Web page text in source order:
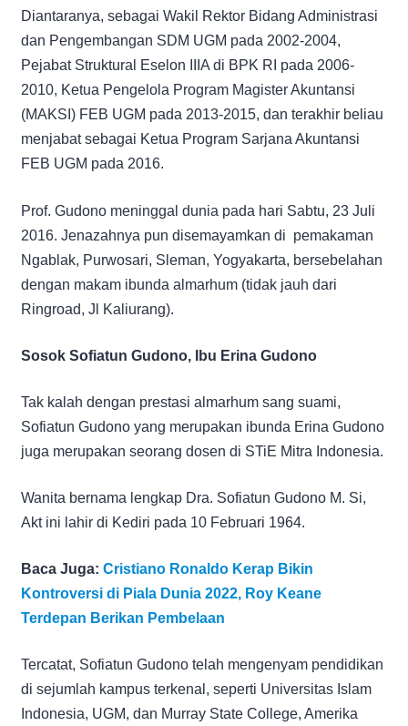
Diantaranya, sebagai Wakil Rektor Bidang Administrasi
dan Pengembangan SDM UGM pada 2002-2004,
Pejabat Struktural Eselon IIIA di BPK RI pada 2006-
2010, Ketua Pengelola Program Magister Akuntansi
(MAKSI) FEB UGM pada 2013-2015, dan terakhir beliau
menjabat sebagai Ketua Program Sarjana Akuntansi
FEB UGM pada 2016.
Prof. Gudono meninggal dunia pada hari Sabtu, 23 Juli
2016. Jenazahnya pun disemayamkan di pemakaman
Ngablak, Purwosari, Sleman, Yogyakarta, bersebelahan
dengan makam ibunda almarhum (tidak jauh dari
Ringroad, Jl Kaliurang).
Sosok Sofiatun Gudono, Ibu Erina Gudono
Tak kalah dengan prestasi almarhum sang suami,
Sofiatun Gudono yang merupakan ibunda Erina Gudono
juga merupakan seorang dosen di STiE Mitra Indonesia.
Wanita bernama lengkap Dra. Sofiatun Gudono M. Si,
Akt ini lahir di Kediri pada 10 Februari 1964.
Baca Juga: Cristiano Ronaldo Kerap Bikin
Kontroversi di Piala Dunia 2022, Roy Keane
Terdepan Berikan Pembelaan
Tercatat, Sofiatun Gudono telah mengenyam pendidikan
di sejumlah kampus terkenal, seperti Universitas Islam
Indonesia, UGM, dan Murray State College, Amerika